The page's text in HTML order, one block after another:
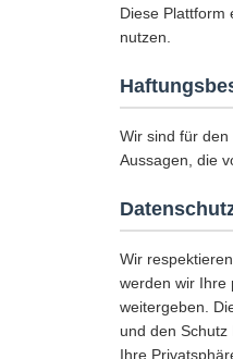
Diese Plattform
nutzen.
Wir sind für
Aussagen, die
Wir
werden wir Ihre
weitergeben.
und den
Ihre